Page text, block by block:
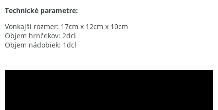
Technické parametre:
Vonkajší rozmer: 17cm x 12cm x 10cm
Objem hrnčekov: 2dcl
Objem nádobiek: 1dcl